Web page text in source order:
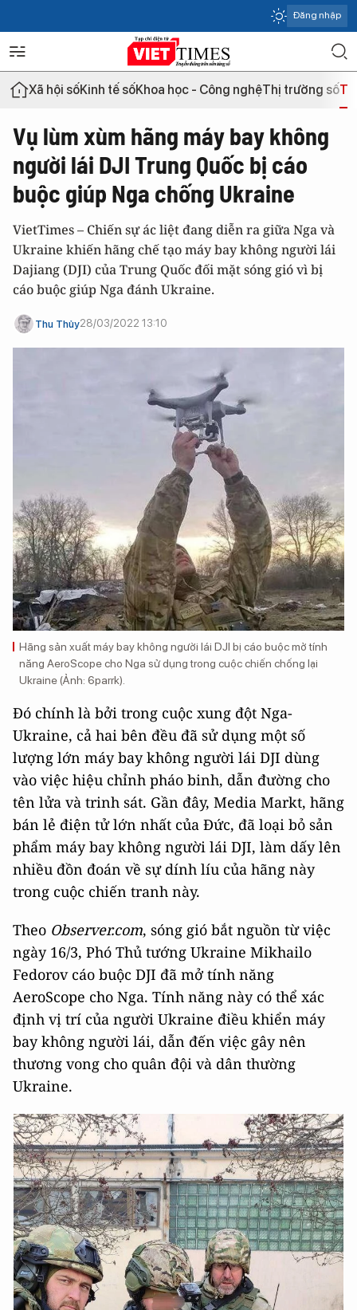
Đăng nhập
Xã hội sốKinh tế sốKhoa học - Công nghệThị trường số
Vụ lùm xùm hãng máy bay không
người lái DJI Trung Quốc bị cáo
buộc giúp Nga chống Ukraine
VietTimes – Chiến sự ác liệt đang diễn ra giữa Nga và
Ukraine khiến hãng chế tạo máy bay không người lái
Dajiang (DJI) của Trung Quốc đối mặt sóng gió vì bị
cáo buộc giúp Nga đánh Ukraine.
Thu Thủy28/03/2022 13:10
Hãng sản xuất máy bay không người lái DJI bị cáo buộc mở tính
năng AeroScope cho Nga sử dụng trong cuộc chiến chống lại
Ukraine (Ảnh: 6parrk).
Đó chính là bởi trong cuộc xung đột Nga-
Ukraine, cả hai bên đều đã sử dụng một số
lượng lớn máy bay không người lái DJI dùng
vào việc hiệu chỉnh pháo binh, dẫn đường cho
tên lửa và trinh sát. Gần đây, Media Markt, hãng
bán lẻ điện tử lớn nhất của Đức, đã loại bỏ sản
phẩm máy bay không người lái DJI, làm dấy lên
nhiều đồn đoán về sự dính líu của hãng này
trong cuộc chiến tranh này.
Theo Observer.com, sóng gió bắt nguồn từ việc
ngày 16/3, Phó Thủ tướng Ukraine Mikhailo
Fedorov cáo buộc DJI đã mở tính năng
AeroScope cho Nga. Tính năng này có thể xác
định vị trí của người Ukraine điều khiển máy
bay không người lái, dẫn đến việc gây nên
thương vong cho quân đội và dân thường
Ukraine.